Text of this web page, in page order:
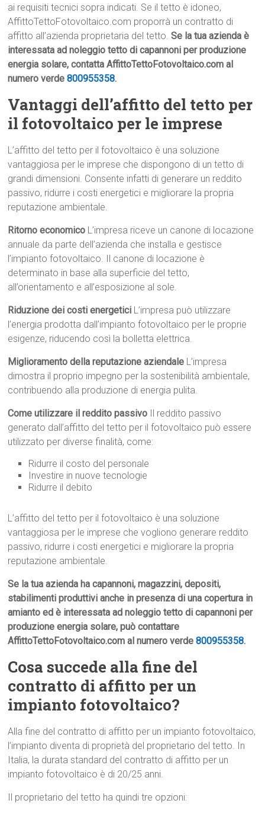
ai requisiti tecnici sopra indicati. Se il tetto è idoneo,
AffittoTettoFotovoltaico.com proporrà un contratto di
affitto all’azienda proprietaria del tetto.Se la tua azienda è
interessata ad noleggio tetto di capannoni per produzione
energia solare, contatta AffittoTettoFotovoltaico.com al
numero verde800955358.
Vantaggi dell’affitto del tetto per
il fotovoltaico per le imprese
L’affitto del tetto per il fotovoltaico è una soluzione
vantaggiosa per le imprese che dispongono di un tetto di
grandi dimensioni. Consente infatti di generare un reddito
passivo, ridurre i costi energetici e migliorare la propria
reputazione ambientale.
Ritorno economico L’impresa riceve un canone di locazione
annuale da parte dell’azienda che installa e gestisce
l’impianto fotovoltaico. Il canone di locazione è
determinato in base alla superficie del tetto,
all’orientamento e all’esposizione al sole.
Riduzione dei costi energetici L’impresa può utilizzare
l’energia prodotta dall’impianto fotovoltaico per le proprie
esigenze, riducendo così la bolletta elettrica.
Miglioramento della reputazione aziendale L’impresa
dimostra il proprio impegno per la sostenibilità ambientale,
contribuendo alla produzione di energia pulita.
Come utilizzare il reddito passivo Il reddito passivo
generato dall’affitto del tetto per il fotovoltaico può essere
utilizzato per diverse finalità, come:
Ridurre il costo del personale
Investire in nuove tecnologie
Ridurre il debito
L’affitto del tetto per il fotovoltaico è una soluzione
vantaggiosa per le imprese che vogliono generare reddito
passivo, ridurre i costi energetici e migliorare la propria
reputazione ambientale.
Se la tua azienda ha capannoni, magazzini, depositi,
stabilimenti produttivi anche in presenza di una copertura in
amianto ed è interessata ad noleggio tetto di capannoni per
produzione energia solare, può contattare
AffittoTettoFotovoltaico.com al numero verde800955358.
Cosa succede alla fine del
contratto di affitto per un
impianto fotovoltaico?
Alla fine del contratto di affitto per un impianto fotovoltaico,
l’impianto diventa di proprietà del proprietario del tetto. In
Italia, la durata standard del contratto di affitto per un
impianto fotovoltaico è di 20/25 anni.
Il proprietario del tetto ha quindi tre opzioni: